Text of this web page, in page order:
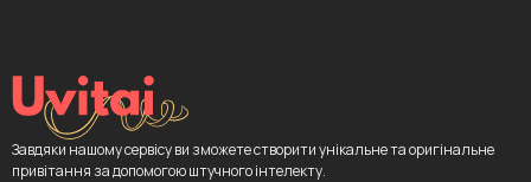
Завдяки нашому сервісу ви зможете створити унікальне та оригінальне
привітання за допомогою штучного інтелекту.